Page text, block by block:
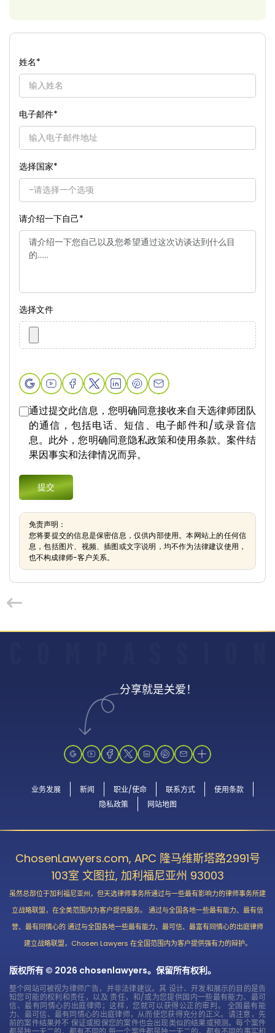
姓名*
电子邮件*
选择国家*
请介绍一下自己*
选择文件
通过提交此信息，您明确同意接收来自天选律师团队
的通信，包括电话、短信、电子邮件和/或录音信
息。此外，您明确同意隐私政策和使用条款。案件结
果因事实和法律情况而异。
免责声明：
您将要提交的信息是保密信息，仅供内部使用。本网站上的任何信
息，包括图片、视频、插图或文字说明，均不作为法律建议使用，
也不构成律师-客户关系。
分享就是关爱！
业务发展 新闻 职业/使命 联系方式
使用条款
隐私政策
网站地图
ChosenLawyers.com, APC 隆马维斯塔路2991号
103室 文图拉, 加利福尼亚州 93003
虽然总部位于加利福尼亚州，但天选律师事务所通过与一些最有影响力的律师事务所建
立战略联盟，在全美范围内为客户提供服务。 通过与全国各地一些最有能力、最有信
誉、最有同情心的 通过与全国各地一些最有能力、最可信、最富有同情心的出庭律师
建立战略联盟，Chosen Lawyers 在全国范围内为客户提供强有力的辩护。
版权所有 © 2026 chosenlawyers。保留所有权利。
整个网站可被视为律师广告，并非法律建议。其 设计、开发和展示的目的是告
知您可能的权利和责任，以及 责任，和/或为您提供国内一些最有能力、最可
信、最有同情心的出庭律师；这样，您就可以获得公正的审判。 全国最有能
力、最可信、最有同情心的出庭律师，从而使您获得充分的正义。请注意，先
前的案件结果并不 保证或担保您的案件也会出现类似的结果或预测。每个案件